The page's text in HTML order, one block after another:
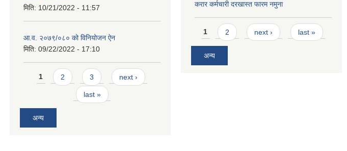
मिति: 10/21/2022 - 11:57
आ.व. २०७९/०८० को विनियोजन ऐन
मिति: 09/22/2022 - 17:10
Pages
1 2 3 next ›
last »
अन्य
करार कर्मचारी दरखास्त फारम नमुना
Pages
1 2 next › last »
अन्य